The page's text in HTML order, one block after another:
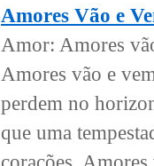
Amores Vão e
Amor: Amores
Amores vão e
perdem no
que uma